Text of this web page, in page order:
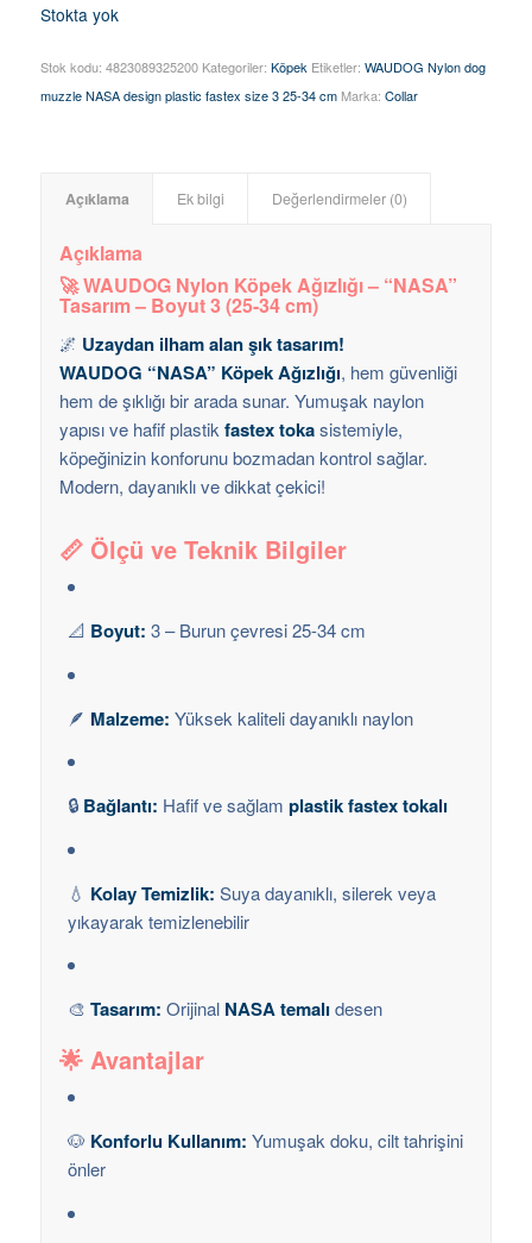
Stokta yok
Stok kodu: 4823089325200 Kategoriler: Köpek Etiketler: WAUDOG Nylon dog
muzzle NASA design plastic fastex size 3 25-34 cm Marka: Collar
Açıklama Ek bilgi Değerlendirmeler (0)
Açıklama
🚀 WAUDOG Nylon Köpek Ağızlığı – “NASA”
Tasarım – Boyut 3 (25-34 cm)
🌌 Uzaydan ilham alan şık tasarım!
WAUDOG “NASA” Köpek Ağızlığı, hem güvenliği
hem de şıklığı bir arada sunar. Yumuşak naylon
yapısı ve hafif plastikfastex tokasistemiyle,
köpeğinizin konforunu bozmadan kontrol sağlar.
Modern, dayanıklı ve dikkat çekici!
📏 Ölçü ve Teknik Bilgiler
📐 Boyut: 3 – Burun çevresi 25-34 cm
🪶 Malzeme: Yüksek kaliteli dayanıklı naylon
🔒 Bağlantı: Hafif ve sağlam plastik fastex tokalı
💧 Kolay Temizlik: Suya dayanıklı, silerek veya
yıkayarak temizlenebilir
🎨 Tasarım: Orijinal NASA temalı desen
🌟 Avantajlar
🐶 Konforlu Kullanım: Yumuşak doku, cilt tahrişini
önler